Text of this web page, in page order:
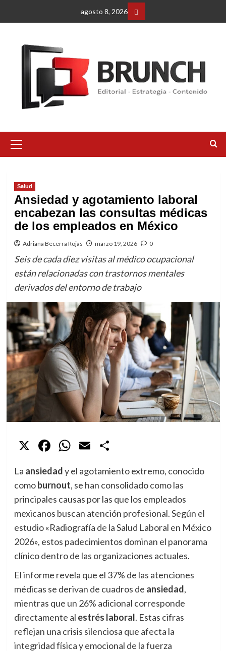
agosto 8, 2026
Facebbok
primario
Salud
Ansiedad y agotamiento laboral
encabezan las consultas médicas
de los empleados en México
Adriana Becerra Rojas marzo 19, 2026 0
Seis de cada diez visitas al médico ocupacional
están relacionadas con trastornos mentales
derivados del entorno de trabajo
X Facebook
WhatsApp
Email
La ansiedady el agotamiento extremo, conocido
comoburnout, se han consolidado como las
principales causas por las que los empleados
mexicanos buscan atención profesional. Según el
estudio «Radiografía de la Salud Laboral en México
2026», estos padecimientos dominan el panorama
clínico dentro de las organizaciones actuales.
El informe revela que el 37% de las atenciones
médicas se derivan de cuadros de ansiedad,
mientras que un 26% adicional corresponde
directamente al estrés laboral. Estas cifras
reflejan una crisis silenciosa que afecta la
integridad física y emocional de la fuerza